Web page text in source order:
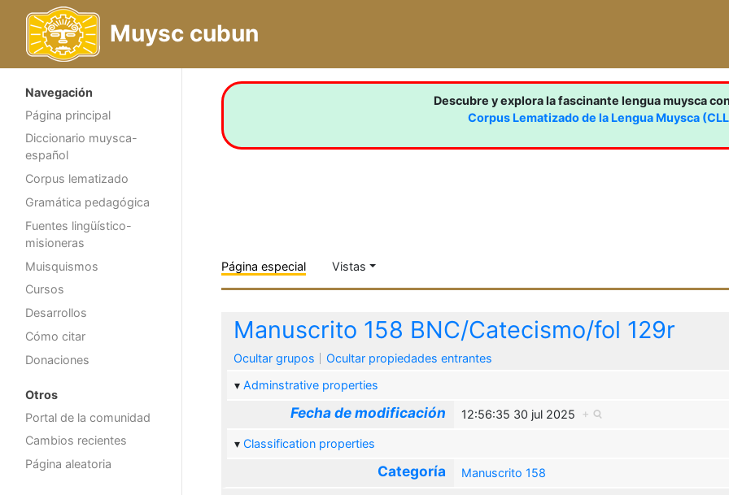
Muysc cubun
Navegación
Página principal
Diccionario muysca-
español
Corpus lematizado
Gramática pedagógica
Fuentes lingüístico-
misioneras
Muisquismos
Cursos
Desarrollos
Cómo citar
Donaciones
Otros
Portal de la comunidad
Cambios recientes
Página aleatoria
Descubre y explora la fascinante lengua muysca
Corpus Lematizado de la Lengua Muysca
Página especial Vistas
Manuscrito 158 BNC/Catecismo/fol 129r
Ocultar grupos
Ocultar propiedades entrantes
Adminstrative properties
Fecha de modificación 12:56:35 30 jul 2025 +
Classification properties
Categoría Manuscrito 158